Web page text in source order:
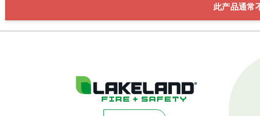
此产品通常